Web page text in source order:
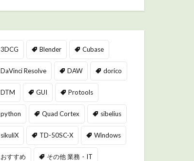
3DCG Blender Cubase
DaVinci Resolve DAW dorico
DTM GUI Protools
python Quad Cortex sibelius
sikuliX TD-50SC-X Windows
おすすめ その他 業務・IT